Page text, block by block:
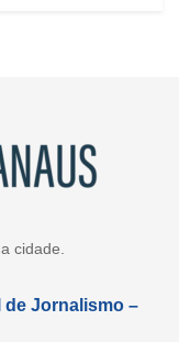
cidade.
de Jornalismo –